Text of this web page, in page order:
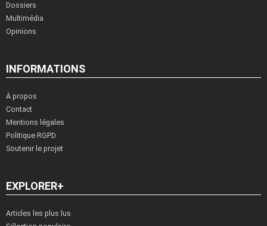
Dossiers
Multimédia
Opinions
INFORMATIONS
À propos
Contact
Mentions légales
Politique RGPD
Soutenir le projet
EXPLORER+
Articles les plus lus